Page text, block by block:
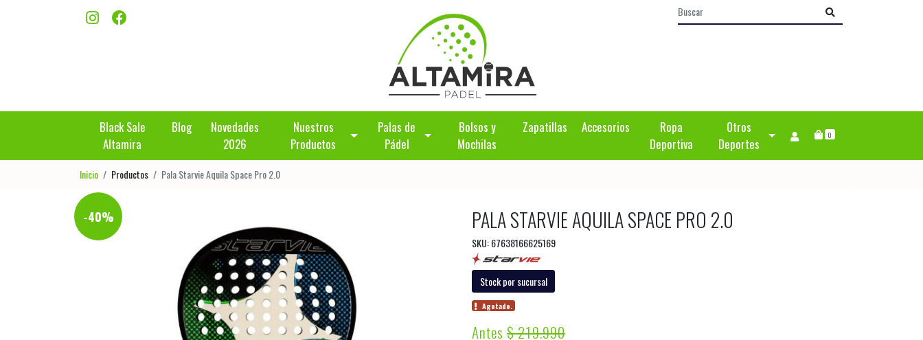
Black Sale
Altamira
Blog
Novedades
2026
Nuestros
Productos
Palas de
Pádel
Bolsos y
Mochilas
Zapatillas Accesorios
Ropa
Deportiva
Otros
Deportes
0
Inicio Productos Pala Starvie Aquila Space Pro 2.0
-40% PALA STARVIE AQUILA SPACE PRO 2.0
SKU: 67638166625169
Stock por sucursal
Agotado.
Antes$ 219.990